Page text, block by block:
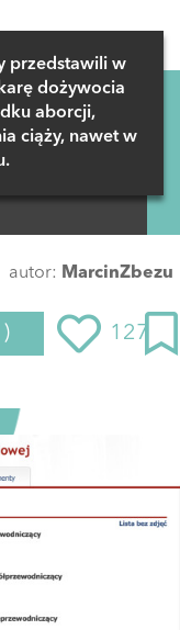
przedstawili w
dożywocia
aborcji,
ciąży, nawet w
autor: MarcinZbezu
127